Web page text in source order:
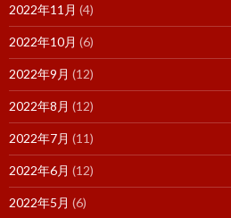
2022年11月 (4)
2022年10月 (6)
2022年9月 (12)
2022年8月 (12)
2022年7月 (11)
2022年6月 (12)
2022年5月 (6)